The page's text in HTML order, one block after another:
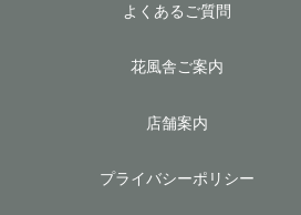
よくあるご質問
花風舎ご案内
店舗案内
プライバシーポリシー